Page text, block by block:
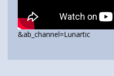
&ab_channel=Lunartic